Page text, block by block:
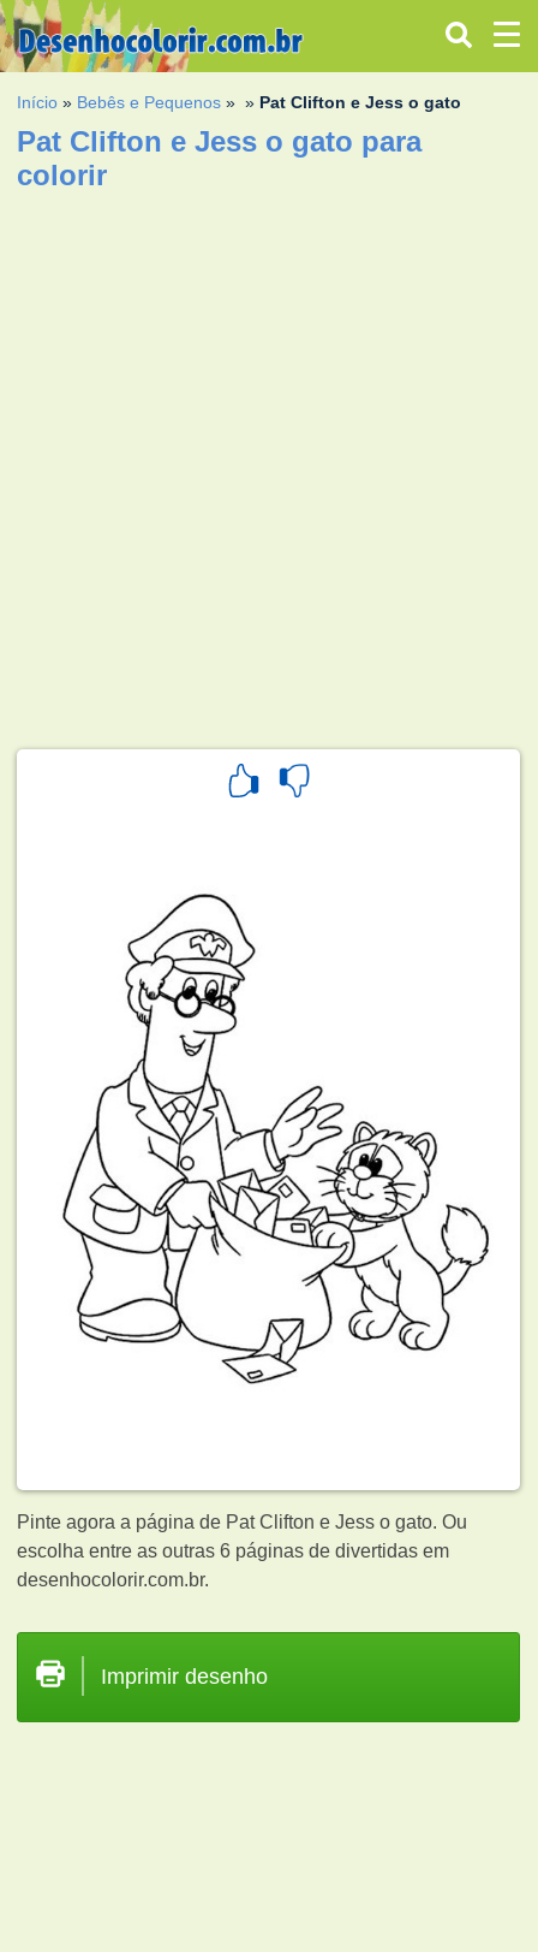
Início » Bebês e Pequenos » » Pat Clifton e Jess o gato
Pat Clifton e Jess o gato para
colorir
Pinte agora a página de Pat Clifton e Jess o gato. Ou
escolha entre as outras 6 páginas dedivertidas em
desenhocolorir.com.br.
Imprimir desenho